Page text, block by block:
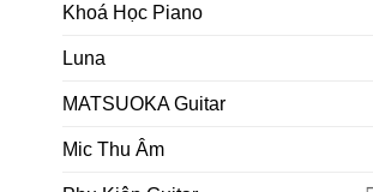
Khoá Học Piano
Luna
MATSUOKA Guitar
Mic Thu Âm